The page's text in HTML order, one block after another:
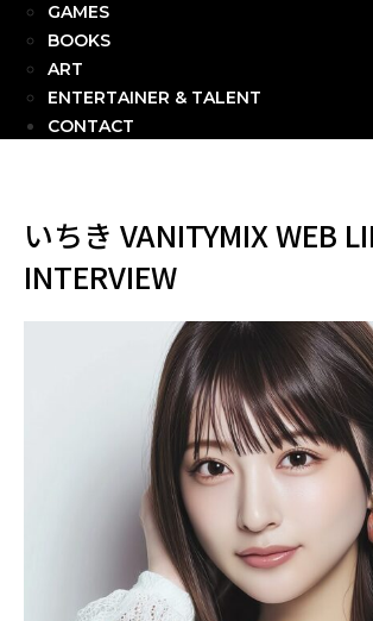
GAMES
BOOKS
ART
ENTERTAINER & TALENT
CONTACT
いちき VANITYMIX WEB
INTERVIEW